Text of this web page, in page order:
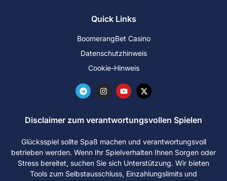
Quick Links
BoomerangBet Casino
Datenschutzhinweis
Cookie-Hinweis
Disclaimer zum verantwortungsvollen Spielen
Glücksspiel sollte Spaß machen und verantwortungsvoll
betrieben werden. Wenn Ihr Spielverhalten Ihnen Sorgen oder
Stress bereitet, suchen Sie sich Unterstützung. Wir bieten
Tools zum Selbstausschluss, Einzahlungslimits und